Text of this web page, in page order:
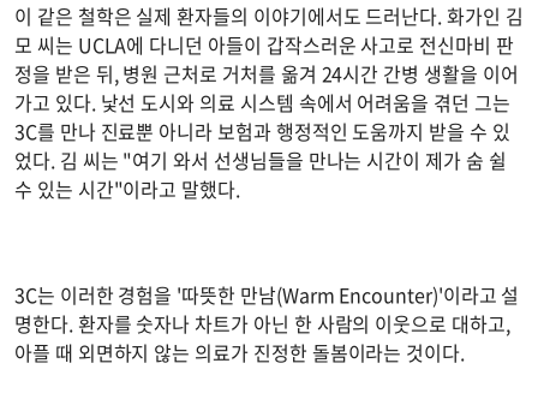
이 같은 철학은 실제 환자들의 이야기에서도 드러난다. 화가인 김
모 씨는 UCLA에 다니던 아들이 갑작스러운 사고로 전신마비 판
정을 받은 뒤, 병원 근처로 거처를 옮겨 24시간 간병 생활을 이어
가고 있다. 낯선 도시와 의료 시스템 속에서 어려움을 겪던 그는
3C를 만나 진료뿐 아니라 보험과 행정적인 도움까지 받을 수 있
었다. 김 씨는 "여기 와서 선생님들을 만나는 시간이 제가 숨 쉴
수 있는 시간"이라고 말했다.
3C는 이러한 경험을 '따뜻한 만남(Warm Encounter)'이라고 설
명한다. 환자를 숫자나 차트가 아닌 한 사람의 이웃으로 대하고,
아플 때 외면하지 않는 의료가 진정한 돌봄이라는 것이다.